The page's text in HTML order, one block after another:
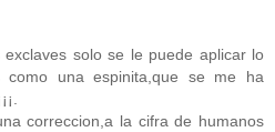
solo se le puede aplicar lo
una espinita,que se me ha
correccion,a la cifra de humanos